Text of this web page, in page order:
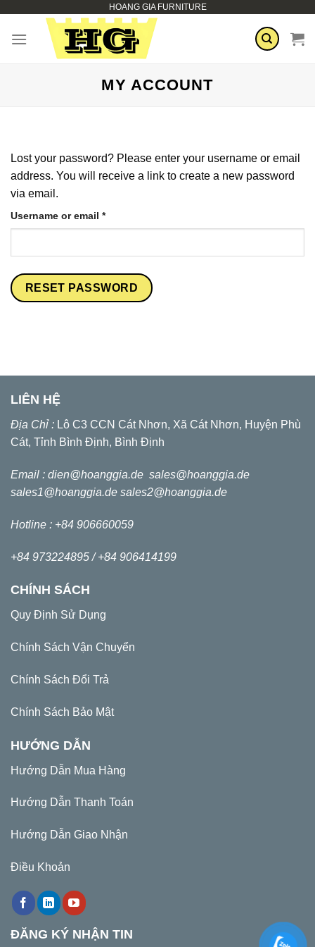
content
HOANG GIA FURNITURE
MY ACCOUNT
Lost your password? Please enter your username or email
address. You will receive a link to create a new password
via email.
Username or email *Required
RESET PASSWORD
LIÊN HỆ
Địa Chỉ : Lô C3 CCN Cát Nhơn, Xã Cát Nhơn, Huyện Phù
Cát, Tỉnh Bình Định, Bình Định
Email : dien@hoanggia.de sales@hoanggia.de
sales1@hoanggia.de sales2@hoanggia.de
Hotline : +84 906660059
+84 973224895 /+84 906414199
CHÍNH SÁCH
Quy Định Sử Dụng
Chính Sách Vận Chuyển
Chính Sách Đổi Trả
Chính Sách Bảo Mật
HƯỚNG DẪN
Hướng Dẫn Mua Hàng
Hướng Dẫn Thanh Toán
Hướng Dẫn Giao Nhận
Điều Khoản
ĐĂNG KÝ NHẬN TIN